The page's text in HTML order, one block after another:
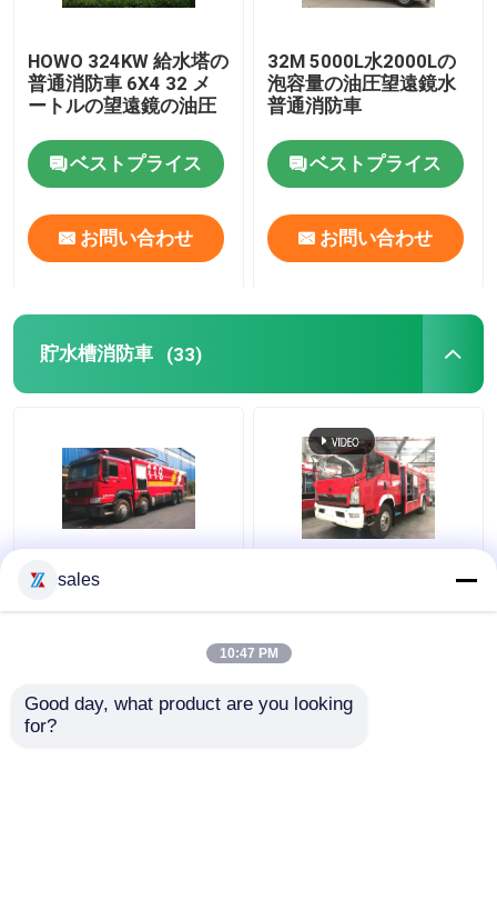
HOWO 324KW 給水塔の
普通消防車 6X4 32 メ
ートルの望遠鏡の油圧
ベストプライス
お問い合わせ
32M 5000L水2000Lの
泡容量の油圧望遠鏡水
普通消防車
ベストプライス
お問い合わせ
貯水槽消防車 (33)
339kw 消火活動の緊急
多目的に噴霧する道の
車 4000L 容量
sales
10:47 PM
Good day, what product are you looking
for?